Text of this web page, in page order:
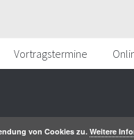
Vortragstermine
von Cookies zu. Weitere